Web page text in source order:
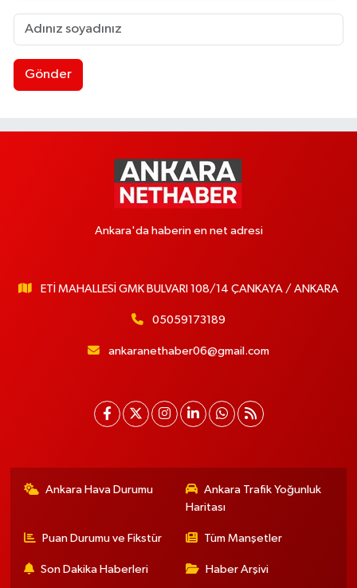
Gönder
Ankara'da haberin en net adresi
ETİ MAHALLESİ GMK BULVARI 108/14 ÇANKAYA / ANKARA
05059173189
ankaranethaber06@gmail.com
Ankara Hava Durumu
Ankara Trafik Yoğunluk
Haritası
Puan Durumu ve Fikstür Tüm Manşetler
Son Dakika Haberleri Haber Arşivi